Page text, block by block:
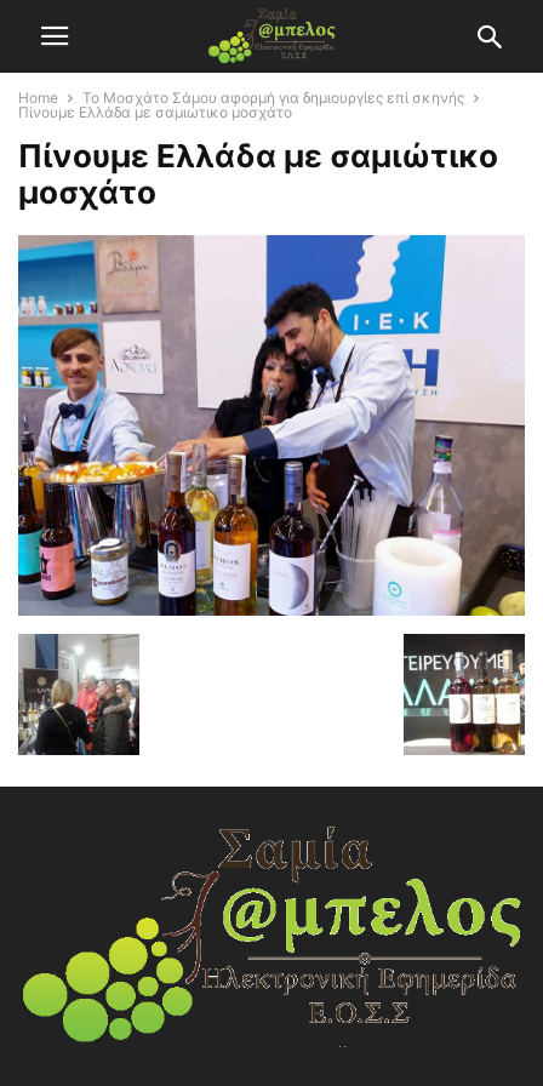
Home
Το Μοσχάτο Σάμου αφορμή για δημιουργίες επί σκηνής
Πίνουμε Ελλάδα με σαμιώτικο μοσχάτο
Πίνουμε Ελλάδα με σαμιώτικο
μοσχάτο